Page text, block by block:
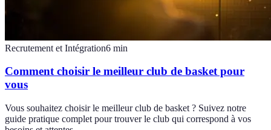
Recrutement et Intégration6 min
Comment choisir le meilleur club de basket pour
vous
Vous souhaitez choisir le meilleur club de basket ? Suivez notre
guide pratique complet pour trouver le club qui correspond à vos